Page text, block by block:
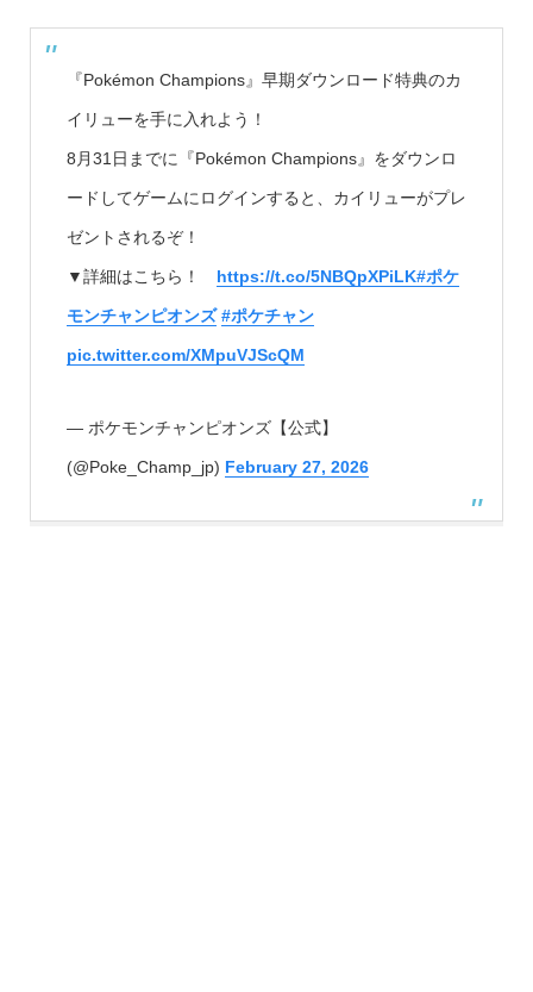
『Pokémon Champions』早期ダウンロード特典のカ
イリューを手に入れよう！
8月31日までに『Pokémon Champions』をダウンロ
ードしてゲームにログインすると、カイリューがプレ
ゼントされるぞ！
▼詳細はこちら！ https://t.co/5NBQpXPiLK#ポケ
モンチャンピオンズ #ポケチャン
pic.twitter.com/XMpuVJScQM
— ポケモンチャンピオンズ【公式】
(@Poke_Champ_jp) February 27, 2026